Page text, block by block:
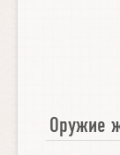
Оружие